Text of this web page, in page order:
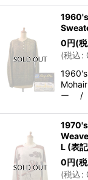
0円(
(税込:
ー /
L (表
0円(
(税込: